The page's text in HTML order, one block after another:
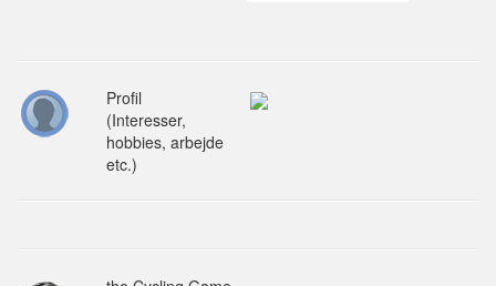
Profil
(Interesser,
hobbies, arbejde
etc.)